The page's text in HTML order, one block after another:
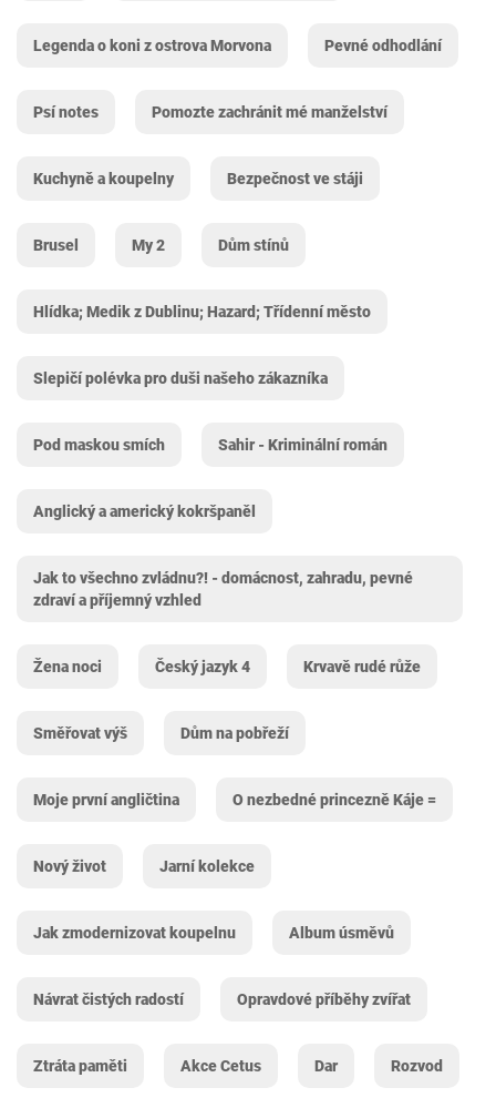
Legenda o koni z ostrova Morvona Pevné odhodlání
Psí notes Pomozte zachránit mé manželství
Kuchyně a koupelny Bezpečnost ve stáji
Brusel My 2 Dům stínů
Hlídka; Medik z Dublinu; Hazard; Třídenní město
Slepičí polévka pro duši našeho zákazníka
Pod maskou smích Sahir - Kriminální román
Anglický a americký kokršpaněl
Jak to všechno zvládnu?! - domácnost, zahradu, pevné
zdraví a příjemný vzhled
Žena noci Český jazyk 4 Krvavě rudé růže
Směřovat výš Dům na pobřeží
Moje první angličtina O nezbedné princezně Káje =
Nový život Jarní kolekce
Jak zmodernizovat koupelnu Album úsměvů
Návrat čistých radostí Opravdové příběhy zvířat
Ztráta paměti Akce Cetus Dar Rozvod